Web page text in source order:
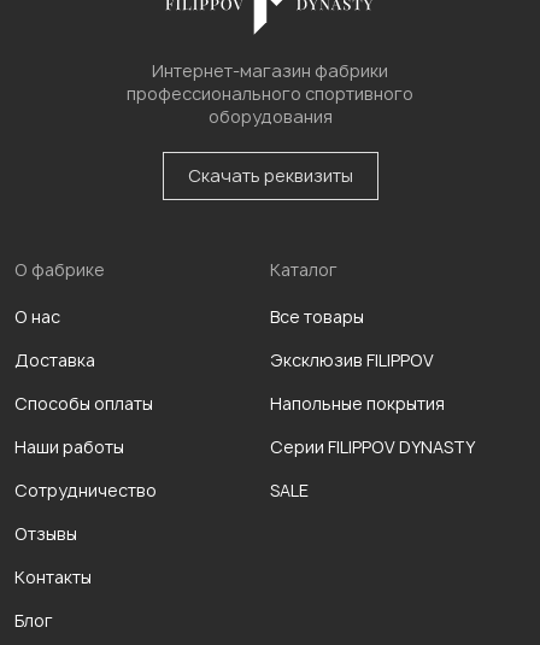
Интернет-магазин фабрики
профессионального спортивного
оборудования
Скачать реквизиты
О фабрике
О нас
Доставка
Способы оплаты
Наши работы
Сотрудничество
Отзывы
Контакты
Блог
Каталог
Все товары
Эксклюзив FILIPPOV
Напольные покрытия
Серии FILIPPOV DYNASTY
SALE